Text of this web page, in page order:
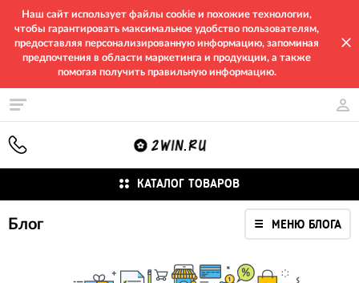
Наш сайт использует файлы cookie и похожие технологии,
чтобы гарантировать максимальное удобство пользователям,
предоставляя персонализированную информацию, запоминая
предпочтения в области маркетинга и продукции, а также
помогая получить правильную информацию.
КАТАЛОГ ТОВАРОВ
МЕНЮ БЛОГА
Блог